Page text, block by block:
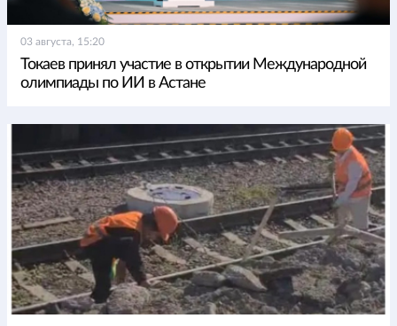
03 августа, 15:20
Токаев принял участие в открытии Международной
олимпиады по ИИ в Астане